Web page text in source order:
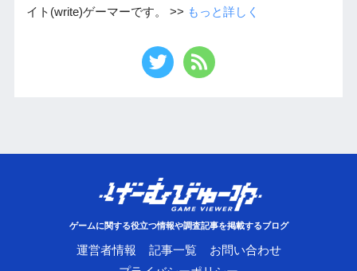
イト(write)ゲーマーです。 >> もっと詳しく
ゲームに関する役立つ情報や調査記事を掲載するブログ
運営者情報 記事一覧
お問い合わせ